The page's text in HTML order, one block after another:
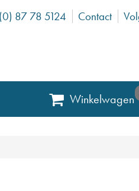
87 78 5124 Contact
Winkelwagen